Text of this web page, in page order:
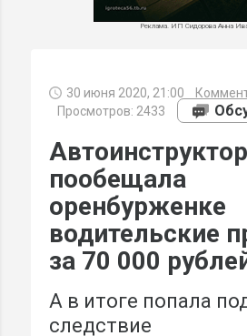
Реклама. ИП Сидорова Анна
30 июня 2020, 21:00
Просмотров: 2433
Автоинструктор
пообещала
оренбурженке
водительские
за 70 000
А в итоге попала
следствие